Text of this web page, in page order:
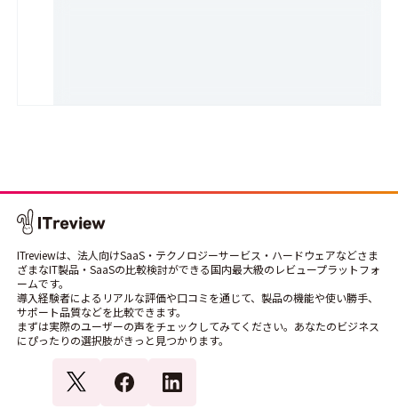
ITreviewは、法人向けSaaS・テクノロジーサービス・ハードウェアなどさま
ざまなIT製品・SaaSの比較検討ができる国内最大級のレビュープラットフォ
ームです。
導入経験者によるリアルな評価や口コミを通じて、製品の機能や使い勝手、
サポート品質などを比較できます。
まずは実際のユーザーの声をチェックしてみてください。あなたのビジネス
にぴったりの選択肢がきっと見つかります。